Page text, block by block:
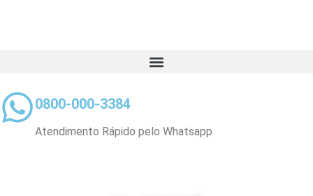
0800-000-3384
Atendimento Rápido pelo Whatsapp